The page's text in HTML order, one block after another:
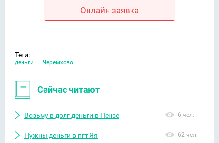
Онлайн заявка
Теги:
деньги Черемхово
Сейчас читают
Возьму в долг деньги в Пензе 6 чел.
Нужны деньги в пгт Яя 62 чел.